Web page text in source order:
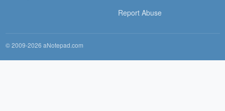
Report Abuse
© 2009-2026 aNotepad.com